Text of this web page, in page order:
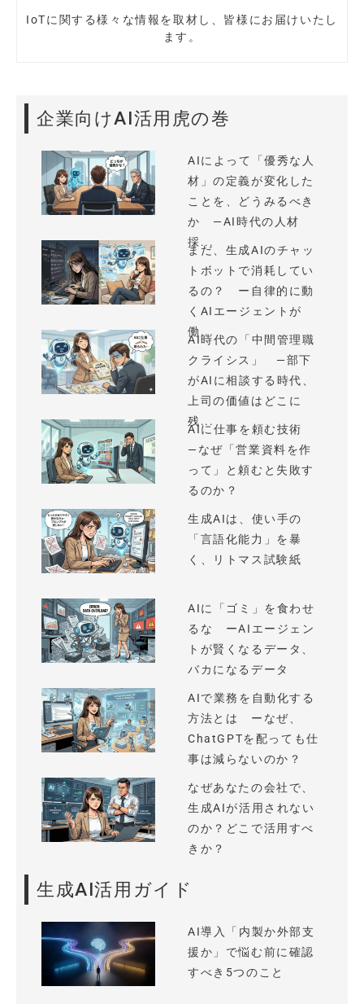
IoTに関する様々な情報を取材し、皆様にお届けいたし
ます。
企業向けAI活用虎の巻
AIによって「優秀な人
材」の定義が変化した
ことを、どうみるべき
か —AI時代の人材
採...
まだ、生成AIのチャッ
トボットで消耗してい
るの？ ー自律的に動
くAIエージェントが
働...
AI時代の「中間管理職
クライシス」 —部下
がAIに相談する時代、
上司の価値はどこに
残...
AIに仕事を頼む技術
—なぜ「営業資料を作
って」と頼むと失敗す
るのか？
生成AIは、使い手の
「言語化能力」を暴
く、リトマス試験紙
AIに「ゴミ」を食わせ
るな ーAIエージェン
トが賢くなるデータ、
バカになるデータ
AIで業務を自動化する
方法とは ーなぜ、
ChatGPTを配っても仕
事は減らないのか？
なぜあなたの会社で、
生成AIが活用されない
のか？どこで活用すべ
きか？
生成AI活用ガイド
AI導入「内製か外部支
援か」で悩む前に確認
すべき5つのこと